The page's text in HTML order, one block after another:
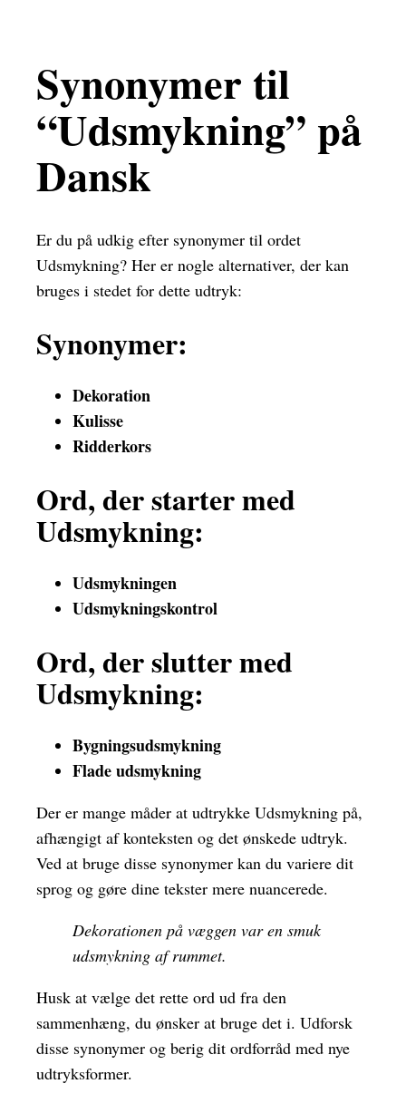
Synonymer til
“Udsmykning” på
Dansk
Er du på udkig efter synonymer til ordet
Udsmykning? Her er nogle alternativer, der kan
bruges i stedet for dette udtryk:
Synonymer:
Dekoration
Kulisse
Ridderkors
Ord, der starter med
Udsmykning:
Udsmykningen
Udsmykningskontrol
Ord, der slutter med
Udsmykning:
Bygningsudsmykning
Flade udsmykning
Der er mange måder at udtrykke Udsmykning på,
afhængigt af konteksten og det ønskede udtryk.
Ved at bruge disse synonymer kan du variere dit
sprog og gøre dine tekster mere nuancerede.
Dekorationen på væggen var en smuk
udsmykning af rummet.
Husk at vælge det rette ord ud fra den
sammenhæng, du ønsker at bruge det i. Udforsk
disse synonymer og berig dit ordforråd med nye
udtryksformer.